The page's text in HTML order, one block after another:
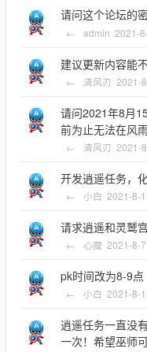
请问这个论坛的
← admin 2021-
建议更新内容能
← 清风刃 2021-
请问2021年8月
前为止无法在风
← 清风刃 2021-
开发逍遥任务，
← 小白 2021-8-
请求逍遥和灵鹫
← 心魔 2021-8-7
pk时间改为8-9点
← 小白 2021-8-
逍遥任务一直没
一次！希望巫师